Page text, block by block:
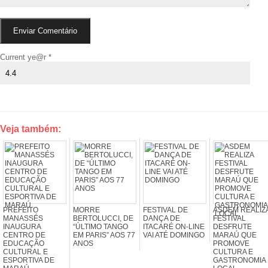
Current ye@r *
Veja também:
PREFEITO
MANASSÉS
INAUGURA
CENTRO DE
EDUCAÇÃO
CULTURAL E
ESPORTIVA DE
MORRE
BERTOLUCCI, DE
“ÚLTIMO TANGO
EM PARIS” AOS 77
ANOS
FESTIVAL DE
DANÇA DE
ITACARÉ ON-LINE
VAI ATÉ DOMINGO
ASDEM
FESTIVAL
DESFRUTE
MARAÚ QUE
PROMOVE
CULTURA E
GASTRONOMIA